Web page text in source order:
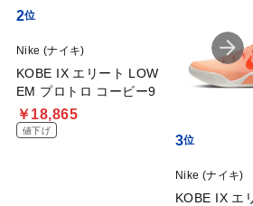
2
Nike (ナイキ)
KOBE IX エリート LOW
EM プロトロ コービー9
￥18,865
値下げ
3
Nike (ナイキ)
KOBE IX エ